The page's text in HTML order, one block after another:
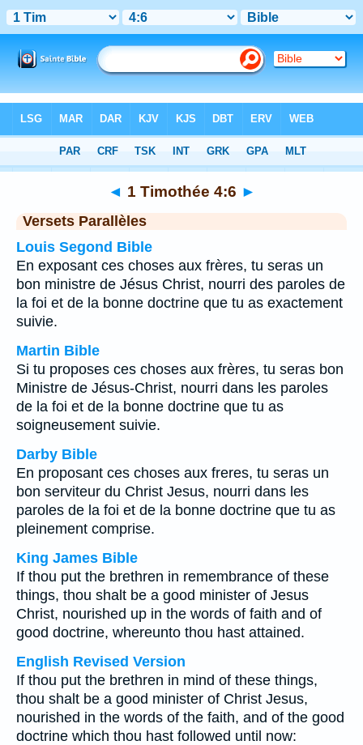
Chapitre 4 > Verset 6
◄ 1 Timothée 4:6 ►
Versets Parallèles
Louis Segond Bible
En exposant ces choses aux frères, tu seras un
bon ministre de Jésus Christ, nourri des paroles de
la foi et de la bonne doctrine que tu as exactement
suivie.
Martin Bible
Si tu proposes ces choses aux frères, tu seras bon
Ministre de Jésus-Christ, nourri dans les paroles
de la foi et de la bonne doctrine que tu as
soigneusement suivie.
Darby Bible
En proposant ces choses aux freres, tu seras un
bon serviteur du Christ Jesus, nourri dans les
paroles de la foi et de la bonne doctrine que tu as
pleinement comprise.
King James Bible
If thou put the brethren in remembrance of these
things, thou shalt be a good minister of Jesus
Christ, nourished up in the words of faith and of
good doctrine, whereunto thou hast attained.
English Revised Version
If thou put the brethren in mind of these things,
thou shalt be a good minister of Christ Jesus,
nourished in the words of the faith, and of the good
doctrine which thou hast followed until now: